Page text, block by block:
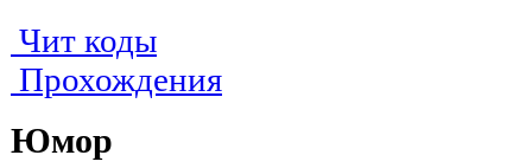
Чит коды
Прохождения
Юмор